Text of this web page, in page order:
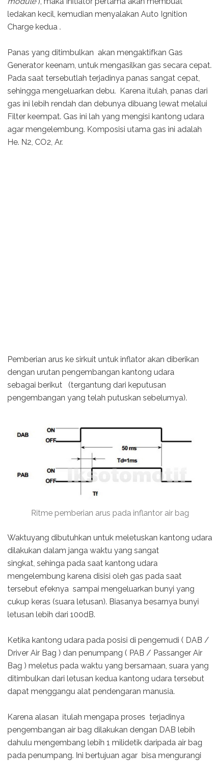
ledakan kecil, kemudian menyalakan Auto Ignition
Charge kedua .
Panas yang ditimbulkan akan mengaktifkan Gas
Generator keenam, untuk mengasilkan gas secara cepat.
Pada saat tersebutlah terjadinya panas sangat cepat,
sehingga mengeluarkan debu. Karena itulah, panas dari
gas ini lebih rendah dan debunya dibuang lewat melalui
Filter keempat. Gas ini lah yang mengisi kantong udara
agar mengelembung. Komposisi utama gas ini adalah
He. N2, CO2, Ar.
Pemberian arus ke sirkuit untuk inflator akan diberikan
dengan urutan pengembangan kantong udara
sebagai berikut (tergantung dari keputusan
pengembangan yang telah putuskan sebelumya).
Ritme pemberian arus pada inflantor air bag
Waktuyang dibutuhkan untuk meletuskan kantong udara
dilakukan dalam janga waktu yang sangat
singkat, sehinga pada saat kantong udara
mengelembung karena disisi oleh gas pada saat
tersebut efeknya sampai mengeluarkan bunyi yang
cukup keras (suara letusan). Biasanya besarnya bunyi
letusan lebih dari 100dB.
Ketika kantong udara pada posisi di pengemudi ( DAB /
Driver Air Bag ) dan penumpang ( PAB / Passanger Air
Bag ) meletus pada waktu yang bersamaan, suara yang
ditimbulkan dari letusan kedua kantong udara tersebut
dapat menggangu alat pendengaran manusia.
Karena alasan itulah mengapa proses terjadinya
pengembangan air bag dilakukan dengan DAB lebih
dahulu mengembang lebih 1 milidetik daripada air bag
pada penumpang. Ini bertujuan agar bisa mengurangi